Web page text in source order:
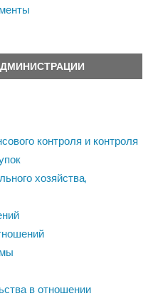
контроля и контроля
хозяйства,
в отношении